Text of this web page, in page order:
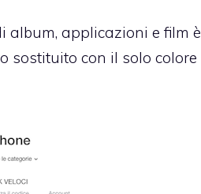
album, applicazioni e film è
sostituito con il solo colore